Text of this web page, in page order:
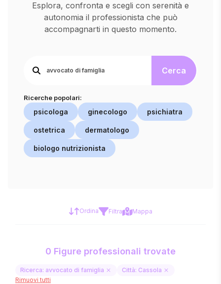
Esplora, confronta e scegli con serenità e
autonomia il professionista che può
accompagnarti in questo momento.
Cerca
Ricerche popolari:
psicologa ginecologo psichiatra
ostetrica dermatologo
biologo nutrizionista
Ordina Filtra Mappa
0 Figure professionali trovate
Ricerca: avvocato di famiglia
Città: Cassola
Rimuovi tutti